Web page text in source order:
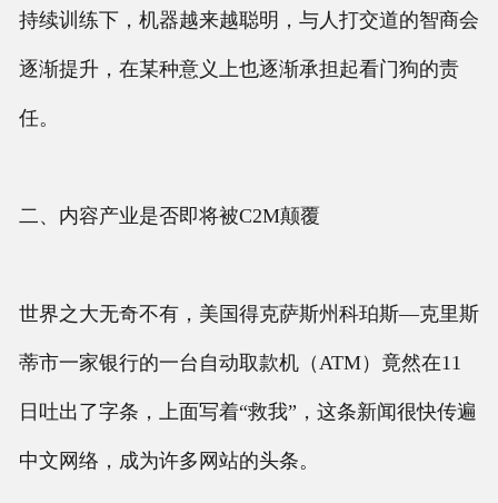
持续训练下，机器越来越聪明，与人打交道的智商会
逐渐提升，在某种意义上也逐渐承担起看门狗的责
任。
二、内容产业是否即将被C2M颠覆
世界之大无奇不有，美国得克萨斯州科珀斯—克里斯
蒂市一家银行的一台自动取款机（ATM）竟然在11
日吐出了字条，上面写着“救我”，这条新闻很快传遍
中文网络，成为许多网站的头条。